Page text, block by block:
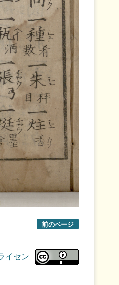
前のページ
イセン